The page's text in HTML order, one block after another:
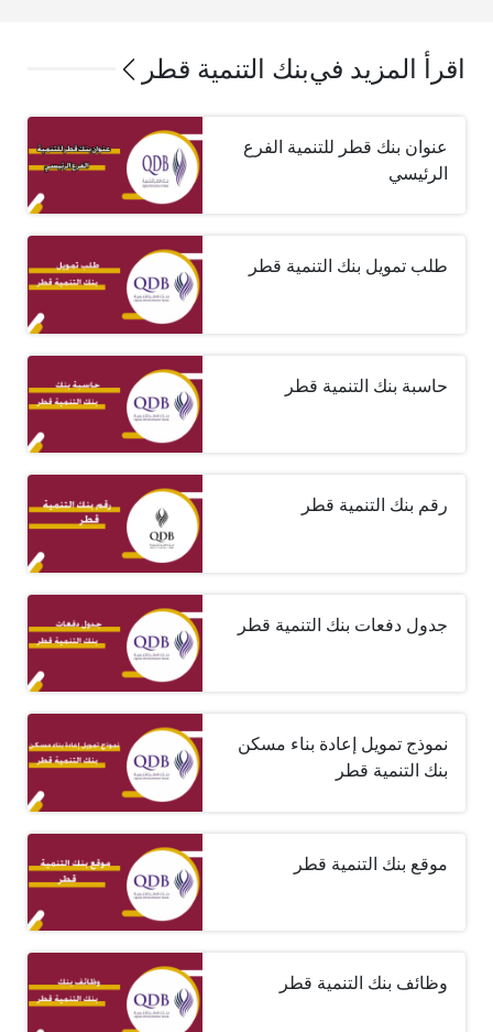
اقرأ المزيد فيبنك التنمية قطر
عنوان بنك قطر للتنمية الفرع
الرئيسي
طلب تمويل بنك التنمية قطر
حاسبة بنك التنمية قطر
رقم بنك التنمية قطر
جدول دفعات بنك التنمية قطر
نموذج تمويل إعادة بناء مسكن
بنك التنمية قطر
موقع بنك التنمية قطر
وظائف بنك التنمية قطر